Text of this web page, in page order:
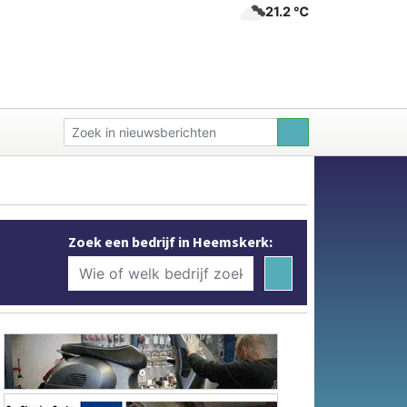
21.2 ℃
Zoek een bedrijf in Heemskerk: